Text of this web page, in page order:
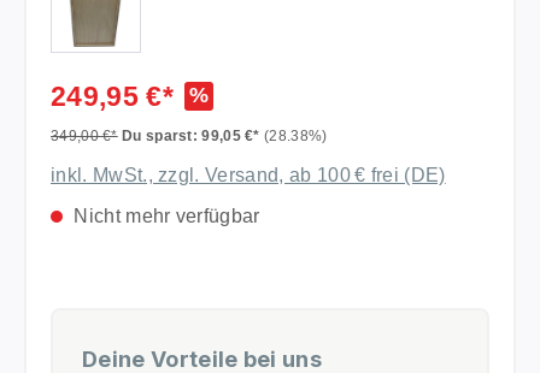
249,95 €* %
349,00 €* Du sparst: 99,05 €*(28.38%)
inkl. MwSt., zzgl. Versand, ab 100 € frei (DE)
Nicht mehr verfügbar
Deine Vorteile bei uns